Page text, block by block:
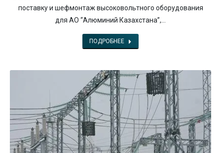
поставку и шефмонтаж высоковольтного оборудования
для АО “Алюминий Казахстана”,…
ПОДРОБНЕЕ